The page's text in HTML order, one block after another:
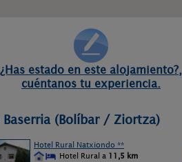
¿Has estado en este alojamiento?,
cuéntanos tu experiencia.
(Bolíbar / Ziortza)
Hotel Rural Natxiondo **
Hotel Rural a 11,5 km